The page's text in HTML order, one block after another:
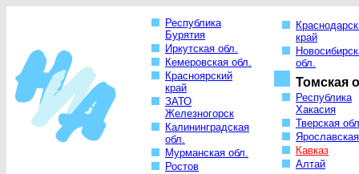
Республика
Бурятия
Иркутская обл.
Кемеровская обл.
Красноярский
край
ЗАТО
Железногорск
Калининградская
обл.
Мурманская обл.
Ростов
край
обл.
Томская
Республика
Хакасия
Тверская
Кавказ
Алтай